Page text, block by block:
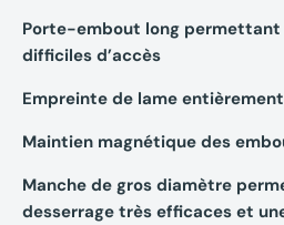
Porte-embout long permettant
difficiles d’accès
Empreinte de lame
Maintien magnétique des
Manche de gros diamètre
desserrage très efficaces et